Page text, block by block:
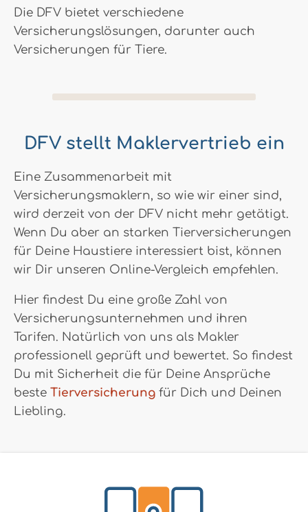
Die DFV bietet verschiedene
Versicherungslösungen, darunter auch
Versicherungen für Tiere.
DFV stellt Maklervertrieb ein
Eine Zusammenarbeit mit
Versicherungsmaklern, so wie wir einer sind,
wird derzeit von der DFV nicht mehr getätigt.
Wenn Du aber an starken Tierversicherungen
für Deine Haustiere interessiert bist, können
wir Dir unseren Online-Vergleich empfehlen.
Hier findest Du eine große Zahl von
Versicherungsunternehmen und ihren
Tarifen. Natürlich von uns als Makler
professionell geprüft und bewertet. So findest
Du mit Sicherheit die für Deine Ansprüche
beste Tierversicherung für Dich und Deinen
Liebling.